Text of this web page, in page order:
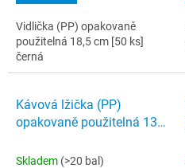
Vidlička (PP) opakovaně
použitelná 18,5 cm [50 ks]
černá
Kávová lžička (PP)
opakovaně použitelná 13
Skladem (>20 bal)